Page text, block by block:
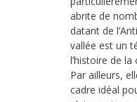
abrite de
datant de
vallée est un
l’histoire de
Par ailleurs,
cadre idéal